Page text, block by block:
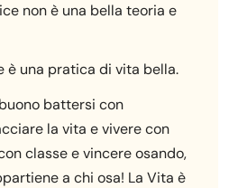
non è una bella teoria e
è una pratica di vita bella.
battersi con
la vita e vivere con
classe e vincere osando,
a chi osa! La Vita è